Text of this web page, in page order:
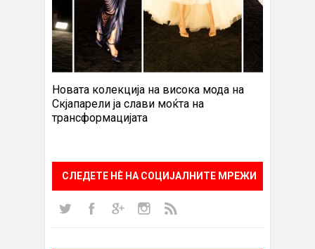
Новата колекција на висока мода на
Скјапарели ја слави моќта на
трансформацијата
СЛЕДЕТЕ НÈ НА СОЦИЈАЛНИТЕ МРЕЖИ